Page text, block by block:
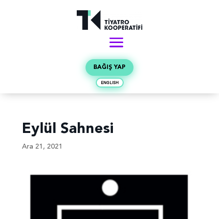
BAĞIŞ YAP
ENGLISH
Eylül Sahnesi
Ara 21, 2021